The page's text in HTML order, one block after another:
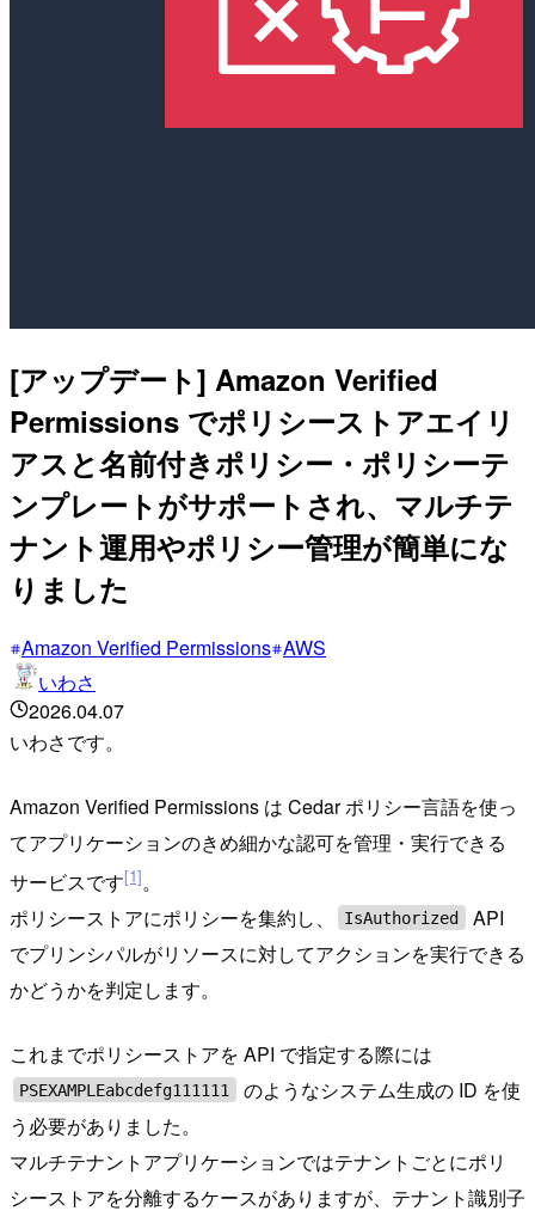
[アップデート] Amazon Verified
Permissions でポリシーストアエイリ
アスと名前付きポリシー・ポリシーテ
ンプレートがサポートされ、マルチテ
ナント運用やポリシー管理が簡単にな
りました
Amazon Verified Permissions AWS
いわさ
2026.04.07
いわさです。
Amazon Verified Permissions は Cedar ポリシー言語を使っ
てアプリケーションのきめ細かな認可を管理・実行できる
サービスです[1]。
ポリシーストアにポリシーを集約し、
IsAuthorized
API
でプリンシパルがリソースに対してアクションを実行できる
かどうかを判定します。
これまでポリシーストアを API で指定する際には
PSEXAMPLEabcdefg111111
のようなシステム生成の ID を使
う必要がありました。
マルチテナントアプリケーションではテナントごとにポリ
シーストアを分離するケースがありますが、テナント識別子